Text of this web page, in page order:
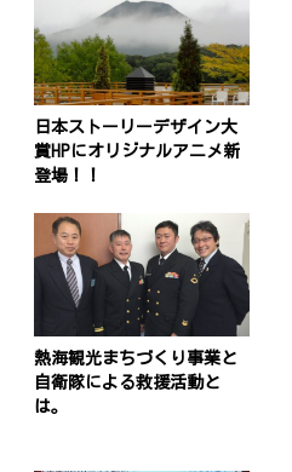
日本ストーリーデザイン大
賞HPにオリジナルアニメ新
登場！！
熱海観光まちづくり事業と
自衛隊による救援活動と
は。